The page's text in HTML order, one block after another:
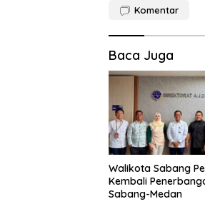
Komentar
Baca Juga
Walikota Sabang
Kembali
Sabang-Medan